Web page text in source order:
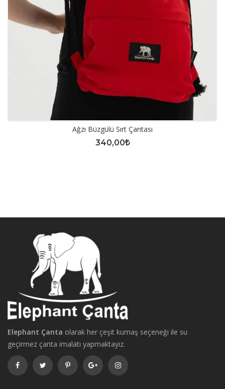
Ağzı Büzgülü Sırt Çantası
340,00
Elephant Çanta olarak her çeşit kumaş seçeneği ile su
geçirmez çanta imalatı yapmaktayız.